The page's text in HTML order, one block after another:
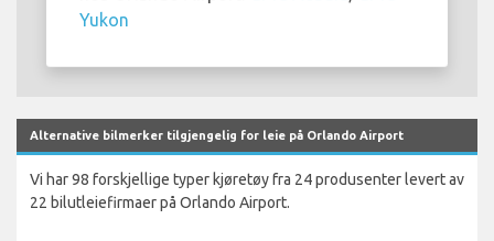
Yukon
Alternative bilmerker tilgjengelig for leie på Orlando Airport
Vi har 98 forskjellige typer kjøretøy fra 24 produsenter levert av
22 bilutleiefirmaer på Orlando Airport.